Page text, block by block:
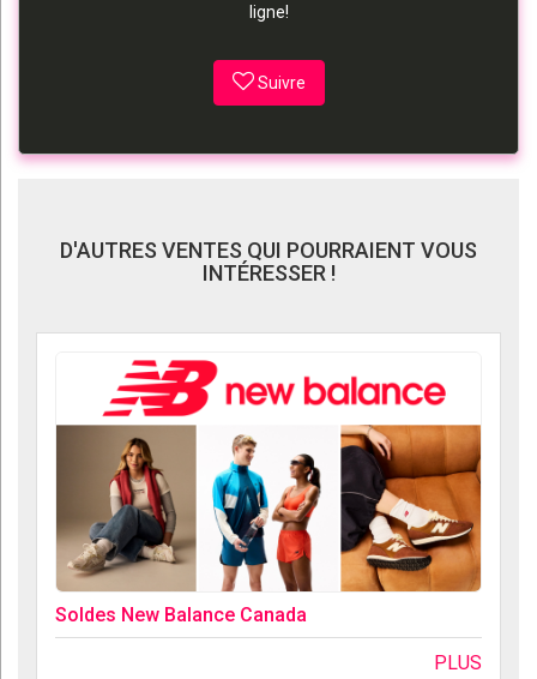
ligne!
Suivre
D'AUTRES VENTES QUI POURRAIENT VOUS
INTÉRESSER !
Soldes New Balance Canada
PLUS